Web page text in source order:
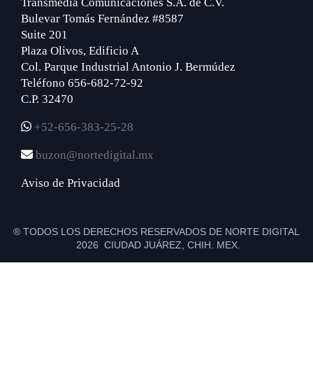
Bulevar Tomás Fernández #8587
Suite 201
Plaza Olivos, Edificio A
Col. Parque Industrial Antonio J. Bermúdez
Teléfono 656-682-72-92
C.P. 32470
+52-656-383-25-28
buzon@nortedigital.mx
Aviso de Privacidad
® TODOS LOS DERECHOS RESERVADOS DE NORTE DIGITAL
2026 CIUDAD JUÁREZ, CHIH. MEX.